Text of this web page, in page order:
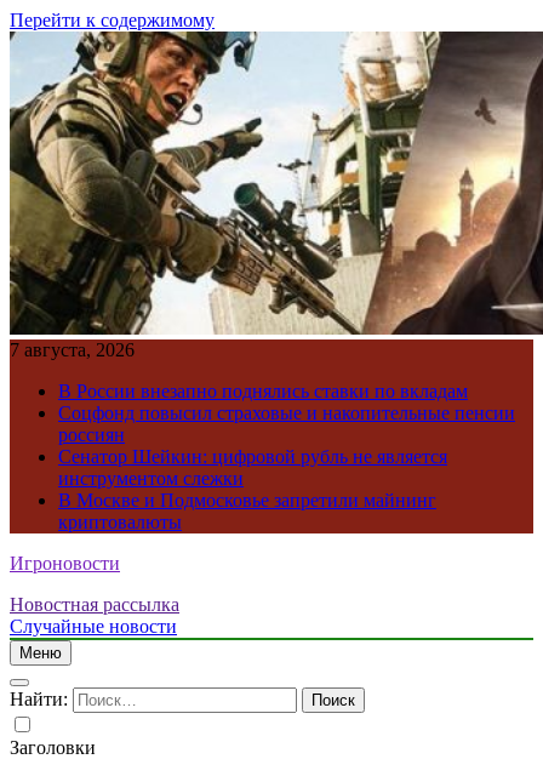
Перейти к содержимому
7 августа, 2026
В России внезапно поднялись ставки по вкладам
Соцфонд повысил страховые и накопительные пенсии
россиян
Сенатор Шейкин: цифровой рубль не является
инструментом слежки
В Москве и Подмосковье запретили майнинг
криптовалюты
Игроновости
Новостная рассылка
Случайные новости
Меню
Найти:
Заголовки